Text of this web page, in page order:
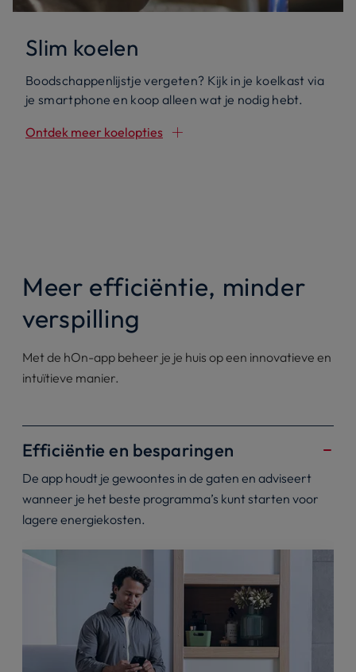
Slim koelen
Boodschappenlijstje vergeten? Kijk in je koelkast via
je smartphone en koop alleen wat je nodig hebt.
Ontdek meer koelopties
Meer efficiëntie, minder
verspilling
Met de hOn-app beheer je je huis op een innovatieve en
intuïtieve manier.
Efficiëntie en besparingen
De app houdt je gewoontes in de gaten en adviseert
wanneer je het beste programma’s kunt starten voor
lagere energiekosten.